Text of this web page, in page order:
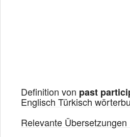
Definition von past
Englisch Türkisch
Relevante Übersetzungen